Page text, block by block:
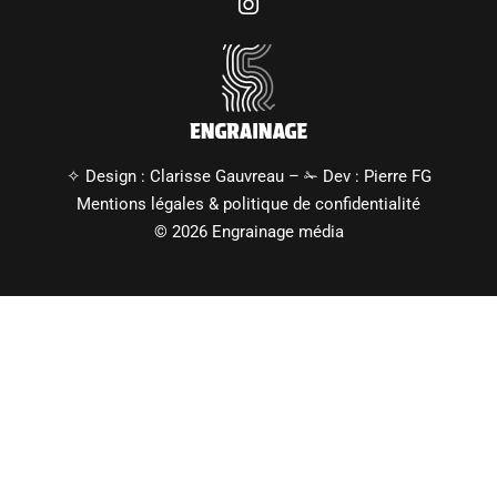
✧ Design : Clarisse Gauvreau– ✁ Dev : Pierre FG
Mentions légales & politique de confidentialité
© 2026 Engrainage média